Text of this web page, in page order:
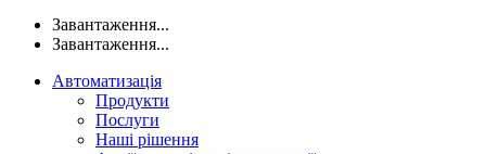
Завантаження...
Завантаження...
Автоматизація
Продукти
Послуги
Наші рішення